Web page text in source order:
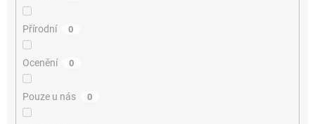
Přírodní 0
Ocenění 0
Pouze u nás 0